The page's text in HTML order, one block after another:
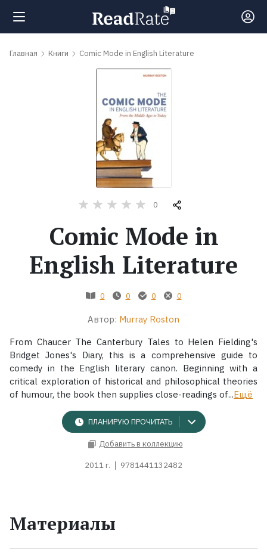
Поиск
Авторы
Экранизации
Коллекции
Главная Книги Comic Mode in English Literature
0
Comic Mode in
English Literature
0 0 0 0
Автор: Murray Roston
From Chaucer The Canterbury Tales to Helen Fielding's
Bridget Jones's Diary, this is a comprehensive guide to
comedy in the English literary canon. Beginning with a
critical exploration of historical and philosophical theories
of humour, the book then supplies close-readings of...Ещё
ПЛАНИРУЮ ПРОЧИТАТЬ
Добавить в коллекцию
2011 г. 9781441132482
Материалы